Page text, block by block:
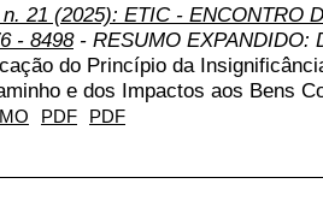
21 (2025): ETIC - ENCONTRO
- 8498- RESUMO EXPANDIDO:
do Princípio da
e dos Impactos aos Bens
PDF PDF